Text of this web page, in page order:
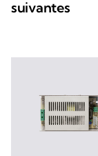
suivantes